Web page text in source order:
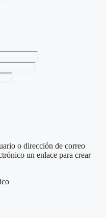
o dirección de correo
un enlace para crear